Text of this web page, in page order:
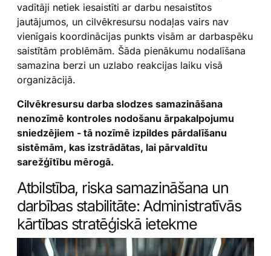
vadītāji netiek iesaistīti ar darbu nesaistītos
jautājumos, un cilvēkresursu nodaļas vairs nav
vienīgais koordinācijas punkts visām ar darbaspēku
saistītām problēmām. Šāda pienākumu nodalīšana
samazina berzi un uzlabo reakcijas laiku visā
organizācijā.
Cilvēkresursu darba slodzes samazināšana
nenozīmē kontroles nodošanu ārpakalpojumu
sniedzējiem - tā nozīmē izpildes pārdalīšanu
sistēmām, kas izstrādātas, lai pārvaldītu
sarežģītību mērogā.
Atbilstība, riska samazināšana un
darbības stabilitāte: Administratīvās
kārtības stratēģiskā ietekme